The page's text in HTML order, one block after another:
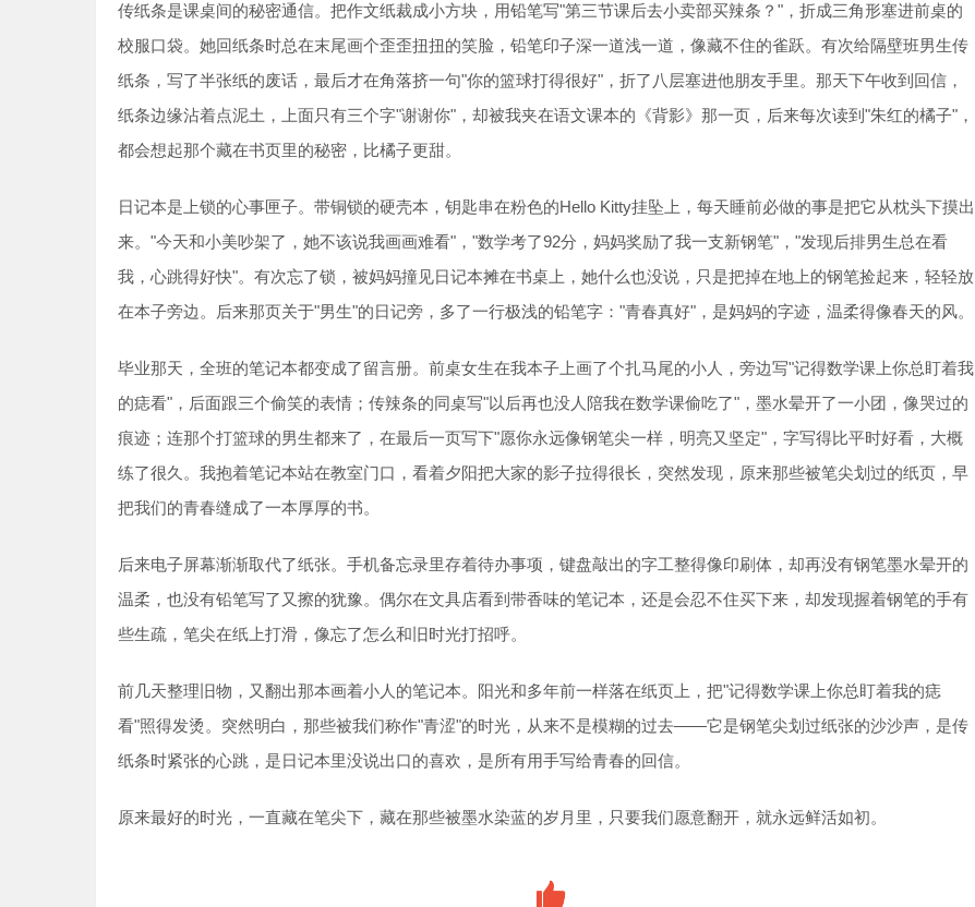
传纸条是课桌间的秘密通信。把作文纸裁成小方块，用铅笔写"第三节课后去小卖部买辣条？"，折成三角形塞进前桌的
校服口袋。她回纸条时总在末尾画个歪歪扭扭的笑脸，铅笔印子深一道浅一道，像藏不住的雀跃。有次给隔壁班男生传
纸条，写了半张纸的废话，最后才在角落挤一句"你的篮球打得很好"，折了八层塞进他朋友手里。那天下午收到回信，
纸条边缘沾着点泥土，上面只有三个字"谢谢你"，却被我夹在语文课本的《背影》那一页，后来每次读到"朱红的橘子"，
都会想起那个藏在书页里的秘密，比橘子更甜。
日记本是上锁的心事匣子。带铜锁的硬壳本，钥匙串在粉色的Hello Kitty挂坠上，每天睡前必做的事是把它从枕头下摸出
来。"今天和小美吵架了，她不该说我画画难看"，"数学考了92分，妈妈奖励了我一支新钢笔"，"发现后排男生总在看
我，心跳得好快"。有次忘了锁，被妈妈撞见日记本摊在书桌上，她什么也没说，只是把掉在地上的钢笔捡起来，轻轻放
在本子旁边。后来那页关于"男生"的日记旁，多了一行极浅的铅笔字："青春真好"，是妈妈的字迹，温柔得像春天的风。
毕业那天，全班的笔记本都变成了留言册。前桌女生在我本子上画了个扎马尾的小人，旁边写"记得数学课上你总盯着我
的痣看"，后面跟三个偷笑的表情；传辣条的同桌写"以后再也没人陪我在数学课偷吃了"，墨水晕开了一小团，像哭过的
痕迹；连那个打篮球的男生都来了，在最后一页写下"愿你永远像钢笔尖一样，明亮又坚定"，字写得比平时好看，大概
练了很久。我抱着笔记本站在教室门口，看着夕阳把大家的影子拉得很长，突然发现，原来那些被笔尖划过的纸页，早
把我们的青春缝成了一本厚厚的书。
后来电子屏幕渐渐取代了纸张。手机备忘录里存着待办事项，键盘敲出的字工整得像印刷体，却再没有钢笔墨水晕开的
温柔，也没有铅笔写了又擦的犹豫。偶尔在文具店看到带香味的笔记本，还是会忍不住买下来，却发现握着钢笔的手有
些生疏，笔尖在纸上打滑，像忘了怎么和旧时光打招呼。
前几天整理旧物，又翻出那本画着小人的笔记本。阳光和多年前一样落在纸页上，把"记得数学课上你总盯着我的痣
看"照得发烫。突然明白，那些被我们称作"青涩"的时光，从来不是模糊的过去——它是钢笔尖划过纸张的沙沙声，是传
纸条时紧张的心跳，是日记本里没说出口的喜欢，是所有用手写给青春的回信。
原来最好的时光，一直藏在笔尖下，藏在那些被墨水染蓝的岁月里，只要我们愿意翻开，就永远鲜活如初。